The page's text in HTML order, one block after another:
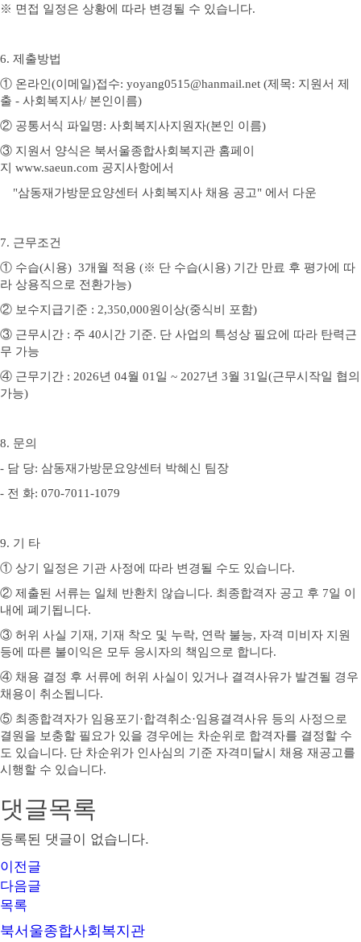
※ 면접 일정은 상황에 따라 변경될 수 있습니다.
6. 제출방법
① 온라인 (이메일)접수: yoyang0515@hanmail.net (제목: 지원서 제
출 - 사회복지사/ 본인이름)
② 공통서식 파일명: 사회복지사지원자(본인 이름)
③ 지원서 양식은 북서울종합사회복지관 홈페이
지 www.saeun.com 공지사항에서
"삼동재가방문요양센터 사회복지사 채용 공고" 에서 다운
7. 근무조건
① 수습(시용) 3개월 적용 (※ 단 수습(시용) 기간 만료 후 평가에 따
라 상용직으로 전환가능)
② 보수지급기준 : 2,350,000원이상(중식비 포함)
③ 근무시간 : 주 40시간 기준. 단 사업의 특성상 필요에 따라 탄력근
무 가능
④ 근무기간 : 2026년 04월 01 일 ~ 2027년 3월 31 일(근무시작일 협의
가능)
8. 문의
- 담 당: 삼동재가방문요양센터 박혜신 팀장
- 전 화: 070-7011-1079
9. 기 타
① 상기 일정은 기관 사정에 따라 변경될 수도 있습니다.
② 제출된 서류는 일체 반환치 않습니다. 최종합격자 공고 후 7일 이
내에 폐기됩니다.
③ 허위 사실 기재 , 기재 착오 및 누락, 연락 불능, 자격 미비자 지원
등에 따른 불이익은 모두 응시자의 책임으로 합니다.
④ 채용 결정 후 서류에 허위 사실이 있거나 결격사유가 발견될 경우
채용이 취소됩니다.
⑤ 최종합격자가 임용포기 ·합격취소·임용결격사유 등의 사정으로
결원을 보충할 필요가 있을 경우에는 차순위로 합격자를 결정할 수
도 있습니다. 단 차순위가 인사심의 기준 자격미달시 채용 재공고를
시행할 수 있습니다.
댓글목록
등록된 댓글이 없습니다.
이전글
다음글
목록
북서울종합사회복지관